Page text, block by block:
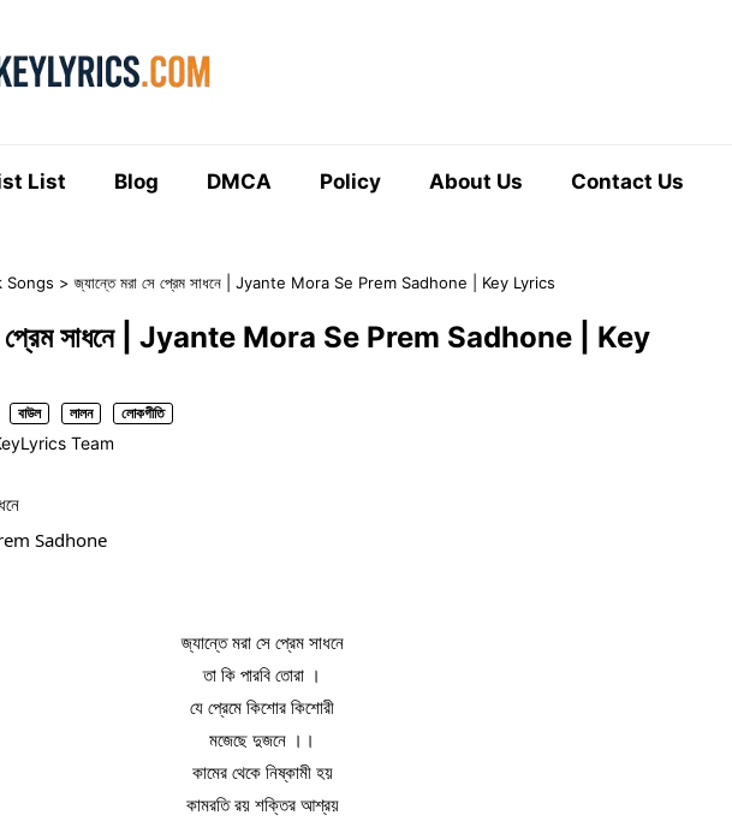
List Blog DMCA Policy About Us Contact Us
Songs >জ্যান্তে মরা সে প্রেম সাধনে | Jyante Mora Se Prem Sadhone | Key Lyrics
প্রেম সাধনে | Jyante Mora Se Prem Sadhone | Key
বাউল লালন লোকগীতি
Team
Sadhone
জ্যান্তে মরা সে প্রেম সাধনে
তা কি পারবি তোরা ।
যে প্রেমে কিশোর কিশোরী
মজেছে দুজনে ।।
কামের থেকে নিষ্কামী হয়
কামরতি রয় শক্তির আশ্রয়